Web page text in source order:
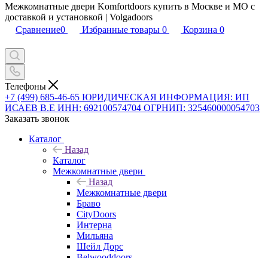
Межкомнатные двери Komfortdoors купить в Москве и МО с
доставкой и установкой | Volgadoors
Сравнение0 Избранные товары 0 Корзина 0
Телефоны
+7 (499) 685-46-65 ЮРИДИЧЕСКАЯ ИНФОРМАЦИЯ: ИП
ИСАЕВ В.Е ИНН: 692100574704 ОГРНИП: 325460000054703
Заказать звонок
Каталог
Назад
Каталог
Межкомнатные двери
Назад
Межкомнатные двери
Браво
CityDoors
Интерна
Мильяна
Шейл Дорс